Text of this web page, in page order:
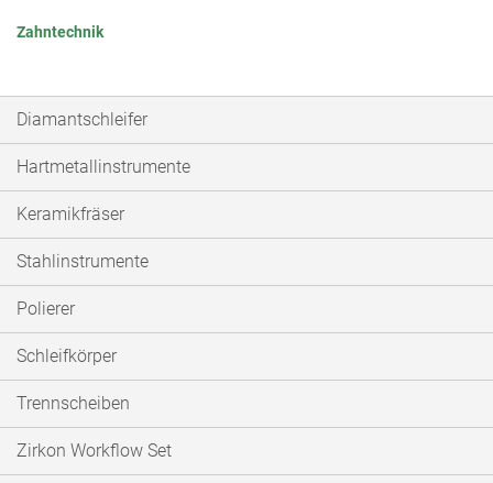
Zahntechnik
Diamantschleifer
Hartmetallinstrumente
Keramikfräser
Stahlinstrumente
Polierer
Schleifkörper
Trennscheiben
Zirkon Workflow Set